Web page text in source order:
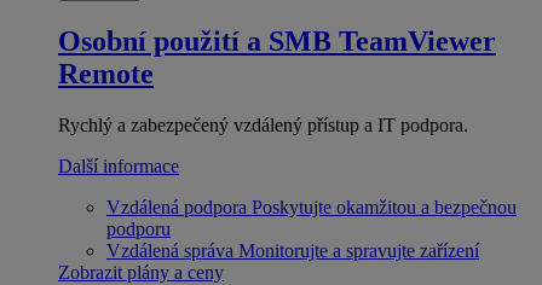
Osobní použití a SMB TeamViewer
Remote
Rychlý a zabezpečený vzdálený přístup a IT podpora.
Další informace
Vzdálená podpora Poskytujte okamžitou a bezpečnou
podporu
Vzdálená správa Monitorujte a spravujte zařízení
Zobrazit plány a ceny